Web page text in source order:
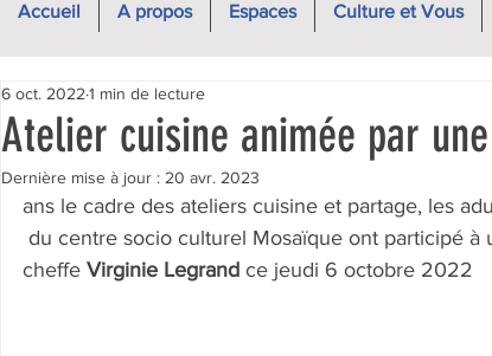
Accueil A propos Espaces Culture et Vous
Atelier cuisine animée par
6 oct. 2022 1 min de lecture
Dernière mise à jour : 20 avr. 2023
ans le cadre des ateliers cuisine et partage, les
cheffe Virginie Legrand ce jeudi 6 octobre 2022